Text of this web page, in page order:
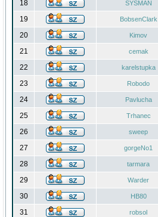
18 SYSMAN
19 BobsenClark
20 Kimov
21 cemak
22 karelstupka
23 Robodo
24 Pavlucha
25 Trhanec
26 sweep
27 gorgeNo1
28 tarmara
29 Warder
30 HB80
31 robsol